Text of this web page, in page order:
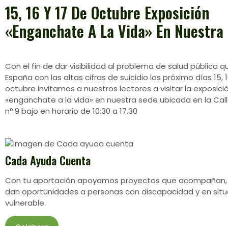
15, 16 Y 17 De Octubre Exposición
«enganchate A La Vida» En Nuestra
Con el fin de dar visibilidad al problema de salud pública
España con las altas cifras de suicidio los próximo días 15,
octubre invitamos a nuestros lectores a visitar la
«enganchate a la vida» en nuestra sede ubicada en la
nº 9 bajo en horario de 10:30 a 17.30
Cada Ayuda Cuenta
Con tu aportación apoyamos proyectos que
dan oportunidades a personas con discapacidad y en
vulnerable.